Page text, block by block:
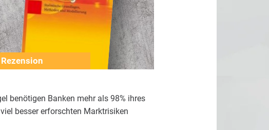
Rezension
benötigen Banken mehr als 98% ihres
besser erforschten Marktrisiken